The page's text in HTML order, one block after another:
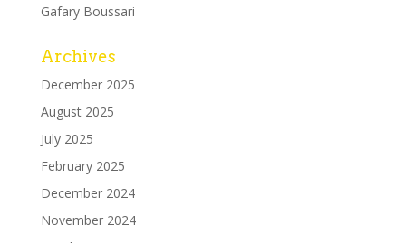
Gafary Boussari
Archives
December 2025
August 2025
July 2025
February 2025
December 2024
November 2024